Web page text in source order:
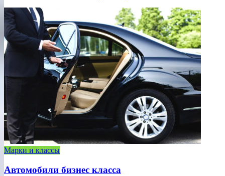
Марки и классы
Автомобили бизнес класса